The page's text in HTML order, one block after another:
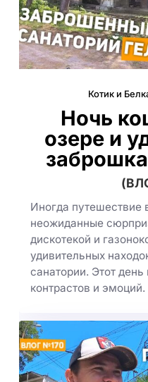
Котик и
Ночь
озере и
Иногда путешествие
неожиданные
дискотекой и
удивительных
санатории. Этот
контрастов и эмоций.